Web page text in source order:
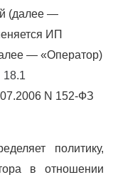
(далее —
ИП
— «Оператор)
18.1
N 152-ФЗ
политику,
в отношении